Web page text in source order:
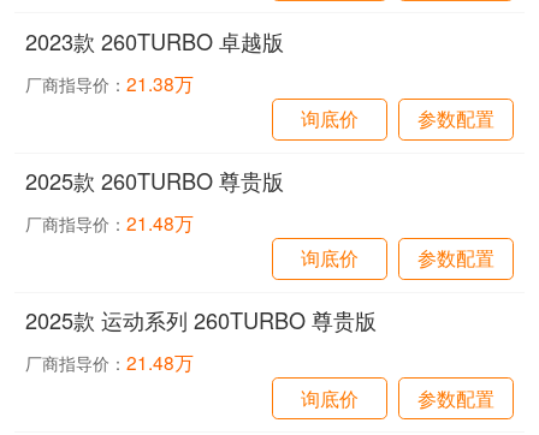
2023款 260TURBO 卓越版
厂商指导价：21.38万
询底价
参数配置
2025款 260TURBO 尊贵版
厂商指导价：21.48万
询底价
参数配置
2025款 运动系列 260TURBO 尊贵版
厂商指导价：21.48万
询底价
参数配置